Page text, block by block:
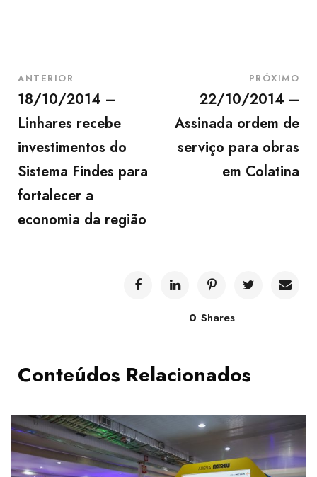
ANTERIOR
18/10/2014 –
Linhares recebe
investimentos do
Sistema Findes para
fortalecer a
economia da região
PRÓXIMO
22/10/2014 –
Assinada ordem de
serviço para obras
em Colatina
0 Shares
Conteúdos Relacionados